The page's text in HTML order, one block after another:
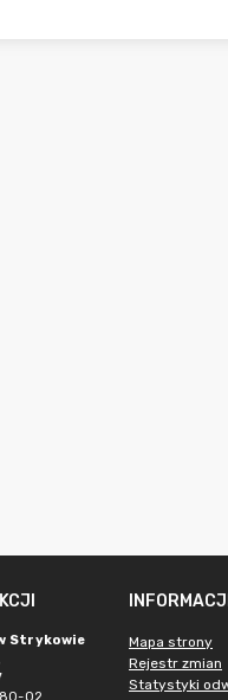
Strykowie
Mapa strony
Rejestr zmian
Statystyki